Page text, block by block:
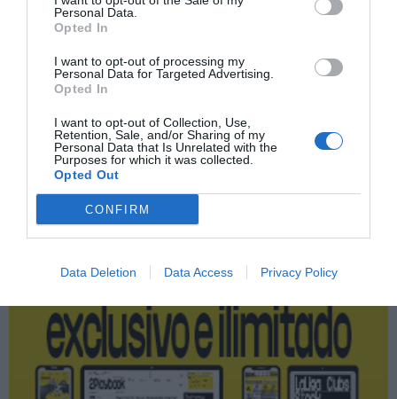
Personal Data.
Opted In
I want to opt-out of processing my
Personal Data for Targeted Advertising.
Opted In
I want to opt-out of Collection, Use,
Retention, Sale, and/or Sharing of my
Personal Data that Is Unrelated with the
Purposes for which it was collected.
Opted Out
CONFIRM
Data Deletion Data Access Privacy Policy
Índex2P
Activaciones
Publicidad
2Playbook Club